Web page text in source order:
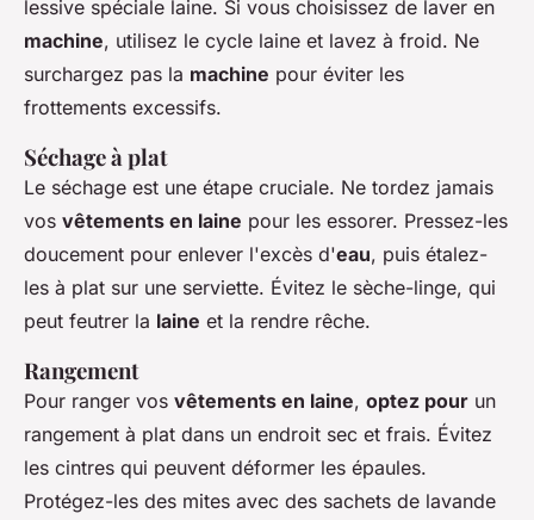
lessive spéciale laine. Si vous choisissez de laver en
machine, utilisez le cycle laine et lavez à froid. Ne
surchargez pas la machine pour éviter les
frottements excessifs.
Séchage à plat
Le séchage est une étape cruciale. Ne tordez jamais
vos vêtements en laine pour les essorer. Pressez-les
doucement pour enlever l'excès d'eau, puis étalez-
les à plat sur une serviette. Évitez le sèche-linge, qui
peut feutrer la laine et la rendre rêche.
Rangement
Pour ranger vos vêtements en laine, optez pour un
rangement à plat dans un endroit sec et frais. Évitez
les cintres qui peuvent déformer les épaules.
Protégez-les des mites avec des sachets de lavande